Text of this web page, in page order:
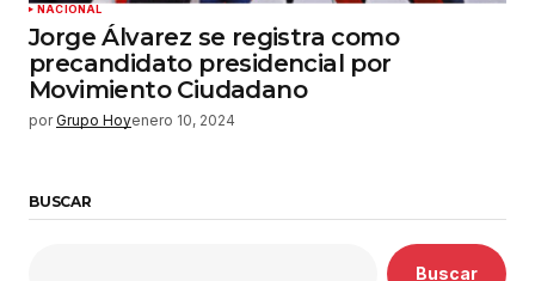
NACIONAL
Jorge Álvarez se registra como
precandidato presidencial por
Movimiento Ciudadano
por Grupo Hoyenero 10, 2024
BUSCAR
Buscar